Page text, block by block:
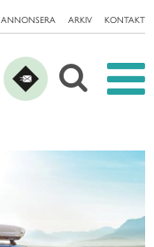
ANNONSERA ARKIV KONTAKT